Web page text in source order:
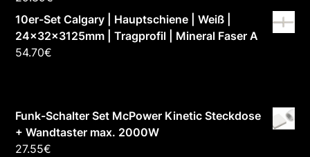
10er-Set Calgary | Hauptschiene | Weiß |
24x32x3125mm | Tragprofil | Mineral Faser A
54.70€
Funk-Schalter Set McPower Kinetic Steckdose
+ Wandtaster max. 2000W
27.55€